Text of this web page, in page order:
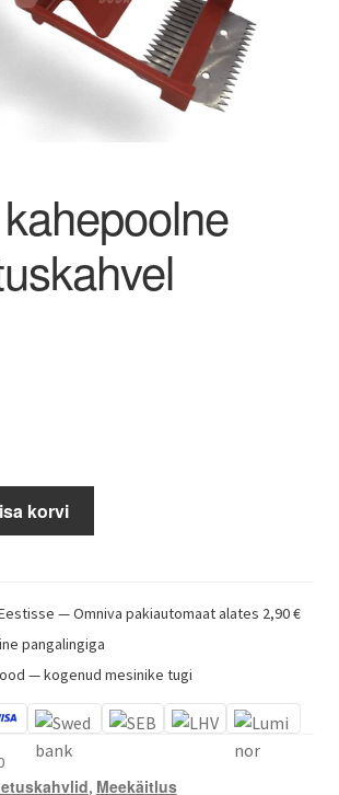
peresse anda? Samm-
– korduma kippuvad küsimused
Estonia — Buckfast & Ligustica (Muhe
korvi
— Omniva pakiautomaat alates 2,90 €
pangalingiga
— kogenud mesinike tugi
, Meekäitlus